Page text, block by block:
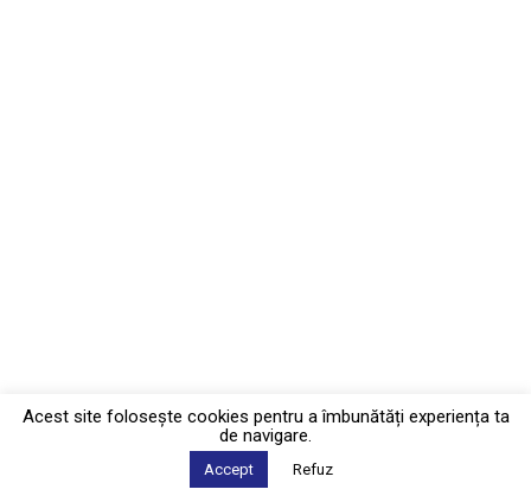
Acest site foloseşte cookies pentru a îmbunătăți experiența ta
de navigare.
Accept Refuz